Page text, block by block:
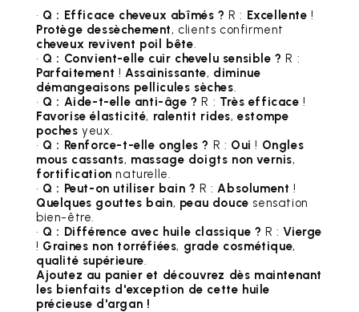
• Q : Efficace cheveux abîmés ? R : Excellente !
Protège dessèchement, clients confirment
cheveux revivent poil bête.
• Q : Convient-elle cuir chevelu sensible ? R :
Parfaitement !Assainissante, diminue
démangeaisons pellicules sèches.
• Q : Aide-t-elle anti-âge ? R : Très efficace !
Favorise élasticité, ralentit rides,estompe
poches yeux.
• Q : Renforce-t-elle ongles ? R : Oui ! Ongles
mous cassants, massage doigts non vernis,
fortification naturelle.
• Q : Peut-on utiliser bain ? R :Absolument !
Quelques gouttes bain, peau douce sensation
bien-être.
• Q : Différence avec huile classique ? R :Vierge
! Graines non torréfiées, grade cosmétique,
qualité supérieure.
Ajoutez au panier et découvrez dès maintenant
les bienfaits d'exception de cette huile
précieuse d'argan !